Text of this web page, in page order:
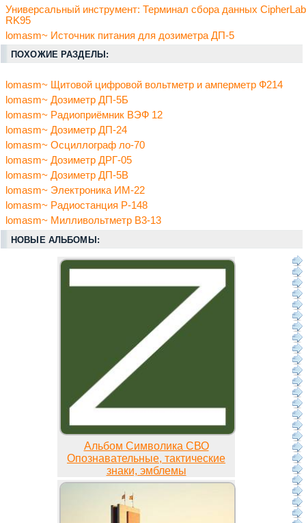
Универсальный инструмент: Терминал сбора данных CipherLab
RK95
lomasm~ Источник питания для дозиметра ДП-5
ПОХОЖИЕ РАЗДЕЛЫ:
lomasm~ Щитовой цифровой вольтметр и амперметр Ф214
lomasm~ Дозиметр ДП-5Б
lomasm~ Радиоприёмник ВЭФ 12
lomasm~ Дозиметр ДП-24
lomasm~ Осциллограф ло-70
lomasm~ Дозиметр ДРГ-05
lomasm~ Дозиметр ДП-5В
lomasm~ Электроника ИМ-22
lomasm~ Радиостанция Р-148
lomasm~ Милливольтметр B3-13
НОВЫЕ АЛЬБОМЫ:
Альбом Символика СВО
Опознавательные, тактические
знаки, эмблемы